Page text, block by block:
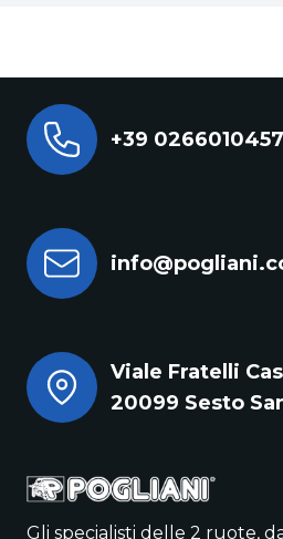
+39 0266010457
Viale Fratelli
20099 Sesto
Gli specialisti delle 2 ruote,